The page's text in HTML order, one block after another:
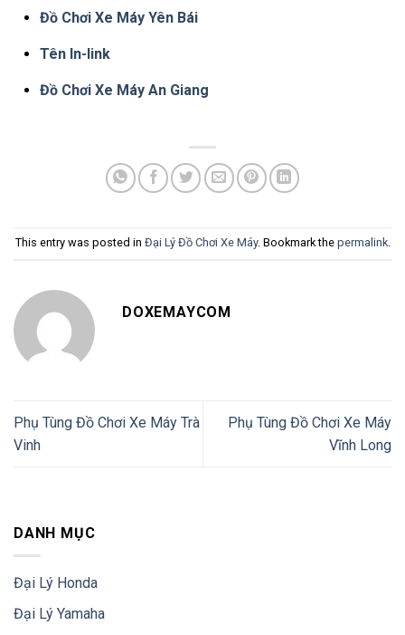
Đồ Chơi Xe Máy Yên Bái
Tên In-link
Đồ Chơi Xe Máy An Giang
This entry was posted in Đại Lý Đồ Chơi Xe Máy. Bookmark the permalink.
DOXEMAYCOM
Phụ Tùng Đồ Chơi Xe Máy Trà
Vinh
Phụ Tùng Đồ Chơi Xe Máy
Vĩnh Long
DANH MỤC
Đại Lý Honda
Đại Lý Yamaha